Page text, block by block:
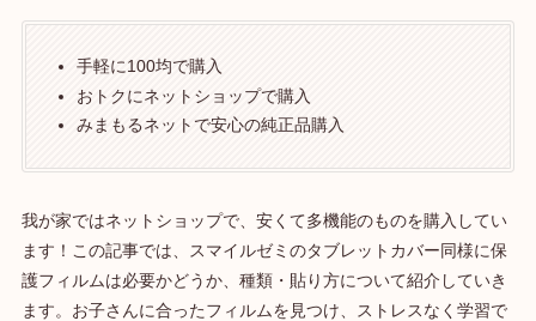
手軽に100均で購入
おトクにネットショップで購入
みまもるネットで安心の純正品購入
我が家ではネットショップで、安くて多機能のものを購入してい
ます！この記事では、スマイルゼミのタブレットカバー同様に保
護フィルムは必要かどうか、種類・貼り方について紹介していき
ます。お子さんに合ったフィルムを見つけ、ストレスなく学習で